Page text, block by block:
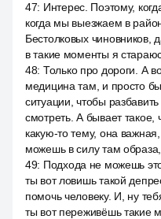
47: Интерес. Поэтому,
когда мы выезжаем в
Бестолковых чиновников,
в такие моменты я
48: Только про дороги. А
медицина там, и просто
ситуации, чтобы
смотреть. А бывает такое,
какую-то тему, она
можешь в силу там
49: Подхода не можешь
ты вот ловишь такой
помочь человеку. И, ну
ты вот переживёшь такие